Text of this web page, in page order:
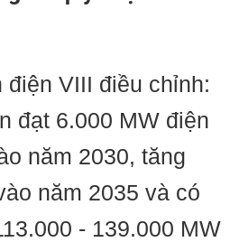
điện VIII điều chỉnh:
đạt 6.000 MW điện
năm 2030, tăng
năm 2035 và có
- 139.000 MW